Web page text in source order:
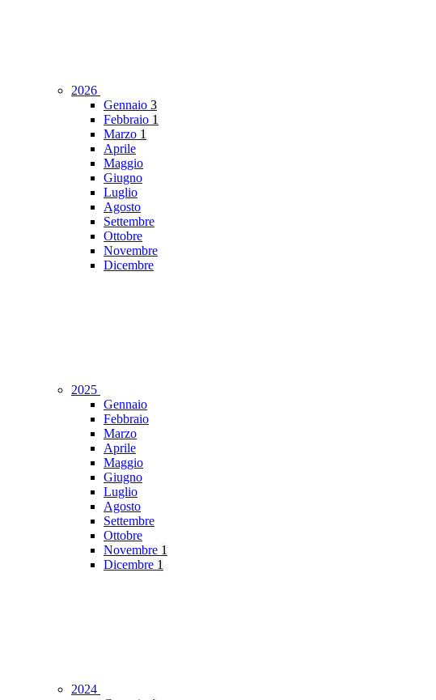
2026
Gennaio 3
Febbraio 1
Marzo 1
Aprile
Maggio
Giugno
Luglio
Agosto
Settembre
Ottobre
Novembre
Dicembre
2025
Gennaio
Febbraio
Marzo
Aprile
Maggio
Giugno
Luglio
Agosto
Settembre
Ottobre
Novembre 1
Dicembre 1
2024